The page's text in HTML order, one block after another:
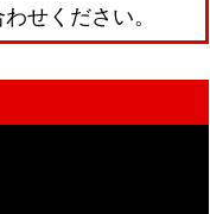
せください。